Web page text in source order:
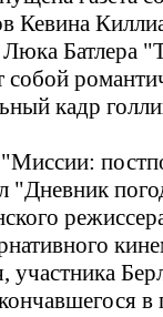
Кевина
Люка Батлера
собой
кадр
"Дневник
участника